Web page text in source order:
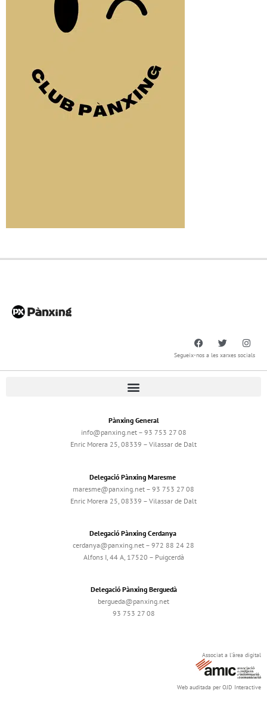
Segueix-nos a les xarxes socials
Pànxing General
info@panxing.net – 93 753 27 08
Enric Morera 25, 08339 – Vilassar de Dalt
Delegació Pànxing Maresme
maresme@panxing.net – 93 753 27 08
Enric Morera 25, 08339 – Vilassar de Dalt
Delegació Pànxing Cerdanya
cerdanya@panxing.net – 972 88 24 28
Alfons I, 44 A, 17520 – Puigcerdà
Delegació Pànxing Berguedà
bergueda@panxing.net
93 753 27 08
Associat a l'àrea digital
Web auditada per OJD Interactive